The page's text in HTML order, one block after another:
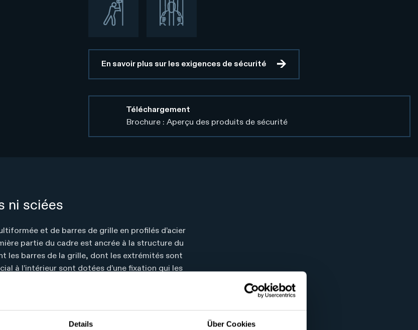
Details Über Cookies
En savoir plus sur les exigences de sécurité
Téléchargement
Brochure : Aperçu des produits de sécurité
ni sciées
et de barres de grille en profilés d’acier
partie du cadre est ancrée à la structure du
les barres de la grille, dont les extrémités sont
à l’intérieur sont dotées d’une fixation qui les
à ne pas pouvoir être détachée ou